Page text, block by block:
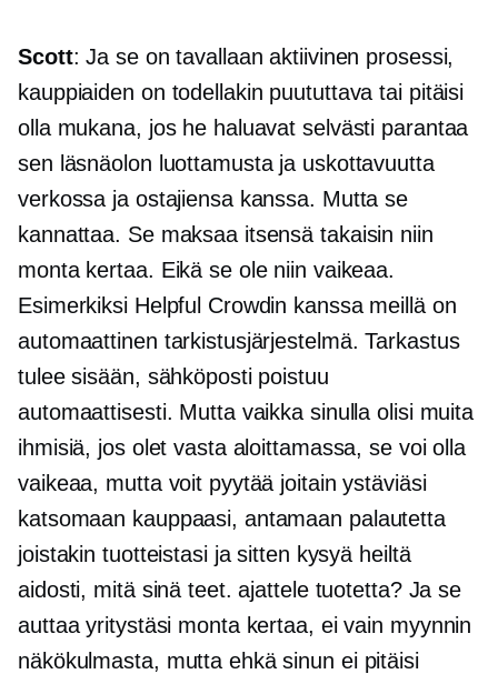
Scott: Ja se on tavallaan aktiivinen prosessi,
kauppiaiden on todellakin puututtava tai pitäisi
olla mukana, jos he haluavat selvästi parantaa
sen läsnäolon luottamusta ja uskottavuutta
verkossa ja ostajiensa kanssa. Mutta se
kannattaa. Se maksaa itsensä takaisin niin
monta kertaa. Eikä se ole niin vaikeaa.
Esimerkiksi Helpful Crowdin kanssa meillä on
automaattinen tarkistusjärjestelmä. Tarkastus
tulee sisään, sähköposti poistuu
automaattisesti. Mutta vaikka sinulla olisi muita
ihmisiä, jos olet vasta aloittamassa, se voi olla
vaikeaa, mutta voit pyytää joitain ystäviäsi
katsomaan kauppaasi, antamaan palautetta
joistakin tuotteistasi ja sitten kysyä heiltä
aidosti, mitä sinä teet. ajattele tuotetta? Ja se
auttaa yritystäsi monta kertaa, ei vain myynnin
näkökulmasta, mutta ehkä sinun ei pitäisi